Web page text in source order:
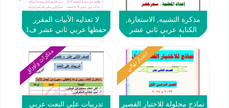
مذكرة التشبيه, الاستعارة,
الكناية عربي ثاني عشر
2023 2024
لا تعذليه الأبيات المقرر
حفظها عربي ثاني عشر ف1
اختبار نهائي
نماذج محلولة للاختبار القصير
مذكرات وأوراق
تدريبات على النعت عربي